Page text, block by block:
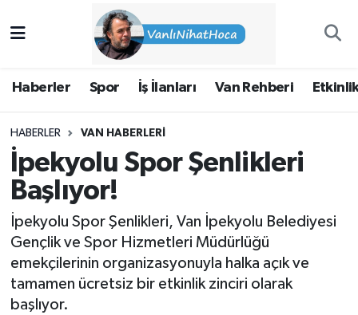
Haberler Spor İş İlanları Van Rehberi
HABERLER VAN HABERLERI
İpekyolu Spor Şenlikleri
Başlıyor!
İpekyolu Spor Şenlikleri, Van İpekyolu Belediyesi
Gençlik ve Spor Hizmetleri Müdürlüğü
emekçilerinin organizasyonuyla halka açık ve
tamamen ücretsiz bir etkinlik zinciri olarak
başlıyor.
Van Rehberi
Etkinlikler
Köşe Yazıları
Hakkımda
İpekyolu Nöbetçi Eczaneler
Süper Lig Puan Durumu ve Fikstür
Tüm Manşetler
Son Dakika Haberleri
Haber Arşivi